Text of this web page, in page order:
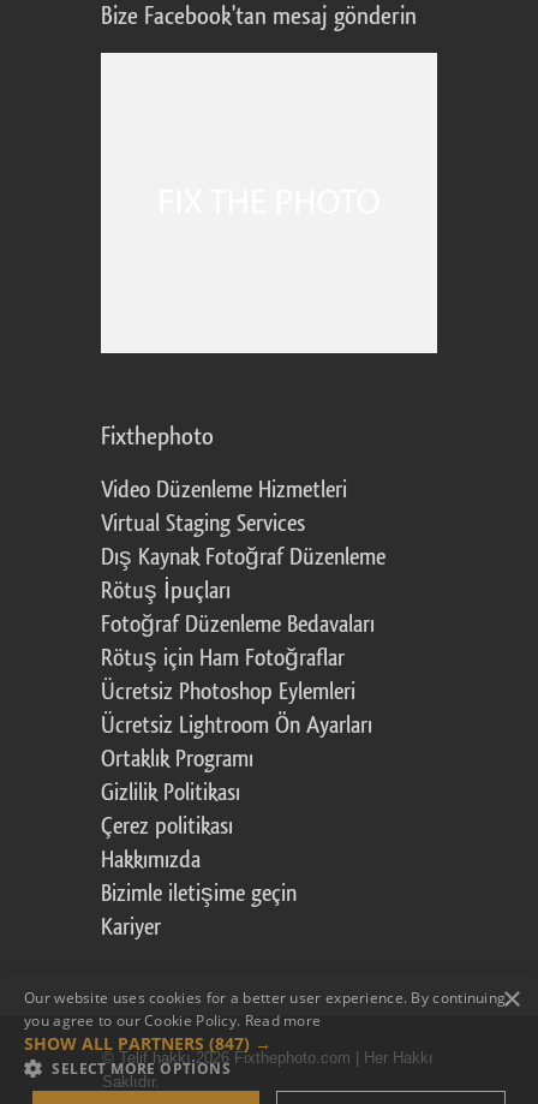
Bize Facebook'tan mesaj gönderin
Fixthephoto
Video Düzenleme Hizmetleri
Virtual Staging Services
Dış Kaynak Fotoğraf Düzenleme
Rötuş İpuçları
Fotoğraf Düzenleme Bedavaları
Rötuş için Ham Fotoğraflar
Ücretsiz Photoshop Eylemleri
Ücretsiz Lightroom Ön Ayarları
Ortaklık Programı
Gizlilik Politikası
Çerez politikası
Hakkımızda
Bizimle iletişime geçin
Kariyer
© Telif hakkı 2026 Fixthephoto.com | Her Hakkı
Saklıdır.
×
Our website uses cookies for a better user experience. By continuing,
you agree to our Cookie Policy. Read more
SHOW ALL PARTNERS (847) →
SELECT MORE OPTIONS